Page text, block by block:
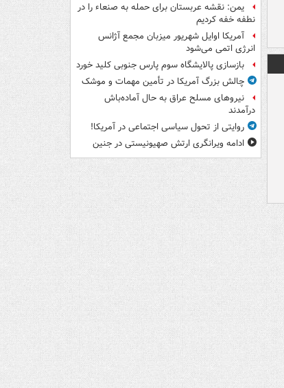
یمن: نقشه عربستان برای حمله به صنعاء را در
نطفه خفه کردیم
آمریکا اوایل شهریور میزبان مجمع آژانس
انرژی اتمی می‌شود
بازسازی پالایشگاه سوم پارس جنوبی کلید خورد
چالش بزرگ آمریکا در تأمین مهمات و موشک
نیروهای مسلح عراق به حال آماده‌باش
درآمدند
روایتی از تحول سیاسی اجتماعی در آمریکا!
ادامه ویرانگری ارتش صهیونیستی در جنین